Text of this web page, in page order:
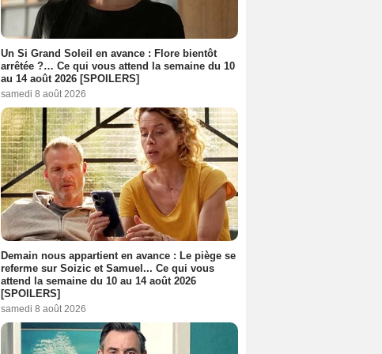
Un Si Grand Soleil en avance : Flore bientôt
arrêtée ?… Ce qui vous attend la semaine du 10
au 14 août 2026 [SPOILERS]
samedi 8 août 2026
Demain nous appartient en avance : Le piège se
referme sur Soizic et Samuel... Ce qui vous
attend la semaine du 10 au 14 août 2026
[SPOILERS]
samedi 8 août 2026